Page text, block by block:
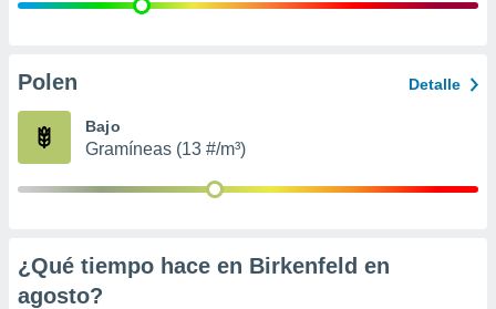
e
publicidad
Polen Detalle
Bajo
Gramíneas (13 #/m³)
¿Qué tiempo hace en Birkenfeld en
agosto?